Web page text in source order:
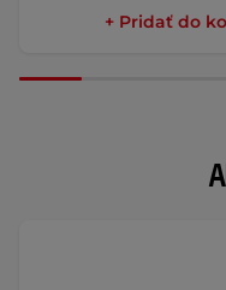
+ Pridať do